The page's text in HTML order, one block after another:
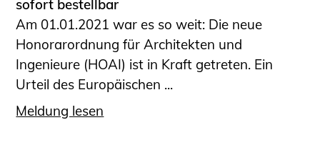
sofort bestellbar
Am 01.01.2021 war es so weit: Die neue
Honorarordnung für Architekten und
Ingenieure (HOAI) ist in Kraft getreten. Ein
Urteil des Europäischen ...
Meldung lesen